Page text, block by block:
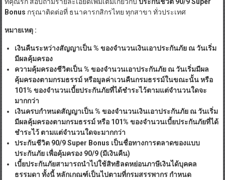
ที่คุณรัก สอบถามรายละเอียดเพิ่มเติมเกี่ยวกับ ประกันชีวิต 90/9 Super
Bonus กรุณาติดต่อที่ ธนาคารกสิกรไทย ทุกสาขา ทั่วประเทศ
หมายเหตุ:
เงินคืนระหว่างสัญญาเป็น% ของจำนวนเงินเอาประกันภัย ณ วันเริ่ม
มีผลคุ้มครอง
ความคุ้มครองชีวิตเป็น% ของจำนวนเอาประกันภัย ณ วันเริ่มมีผล
คุ้มครองตามกรมธรรม์ หรือมูลค่าเวนคืนกรมธรรม์ในขณะนั้น หรือ
101% ของจำนวนเบี้ยประกันภัยที่ได้ชำระไว้ตามแต่จำนวนใดจะ
มากกว่า
เงินครบกำหนดสัญญาเป็น% ของจำนวนเงินเอาประกันภัย ณ วันเริ่ม
มีผลคุ้มครองตามกรมธรรม์ หรือ 101% ของจำนวนเบี้ยประกันภัยที่ได้
ชำระไว้ ตามแต่จำนวนใดจะมากกว่า
ประกันชีวิต90/9 Super Bonus เป็นชื่อทางการตลาดของแบบ
ประกันภัย เพื่อคุ้มครอง 90/9 (มีเงินคืน)
เบี้ยประกันภัยสามารถนำไปใช้สิทธิลดหย่อนภาษีเงินได้บุคคล
ธรรมดา ทั้งนี้ หลักเกณฑ์เป็นไปตามที่กรมสรรพากร กำหนด